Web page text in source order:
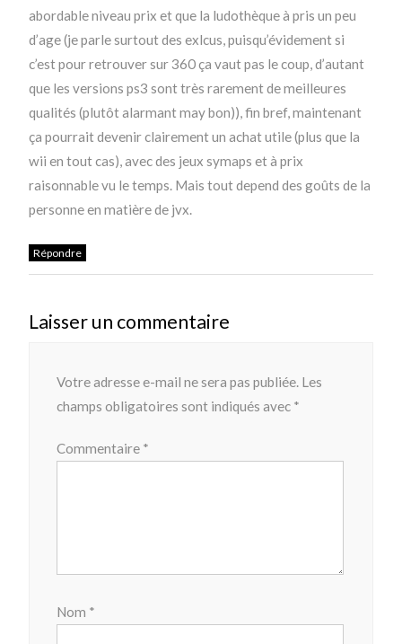
abordable niveau prix et que la ludothèque à pris un peu
d’age (je parle surtout des exlcus, puisqu’évidement si
c’est pour retrouver sur 360 ça vaut pas le coup, d’autant
que les versions ps3 sont très rarement de meilleures
qualités (plutôt alarmant may bon)), fin bref, maintenant
ça pourrait devenir clairement un achat utile (plus que la
wii en tout cas), avec des jeux symaps et à prix
raisonnable vu le temps. Mais tout depend des goûts de la
personne en matière de jvx.
Répondre
Laisser un commentaire
Votre adresse e-mail ne sera pas publiée. Les
champs obligatoires sont indiqués avec *
Commentaire *
Nom *